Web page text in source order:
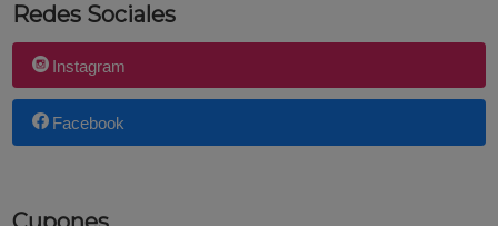
Redes Sociales
Instagram
Facebook